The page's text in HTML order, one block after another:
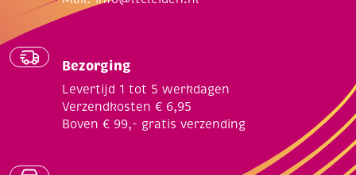
Bezorging
Levertijd 1 tot 5 werkdagen
Verzendkosten € 6,95
Boven € 99,- gratis verzending